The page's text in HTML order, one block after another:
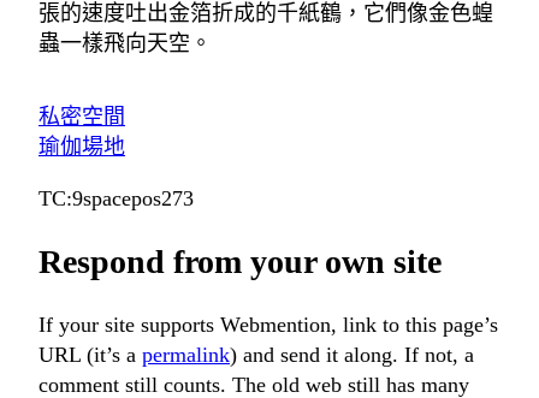
張的速度吐出金箔折成的千紙鶴，它們像金色蝗
蟲一樣飛向天空。
私密空間
瑜伽場地
TC:9spacepos273
Respond from your own site
If your site supports Webmention, link to this page’s
URL (it’s a permalink) and send it along. If not, a
comment still counts. The old web still has many